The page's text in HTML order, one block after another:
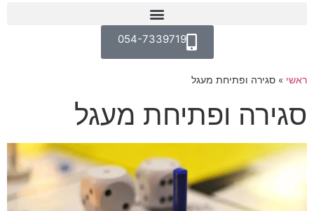
054-7339719
ראשי » סגירה ופתיחת מעגל
סגירה ופתיחת מעגל